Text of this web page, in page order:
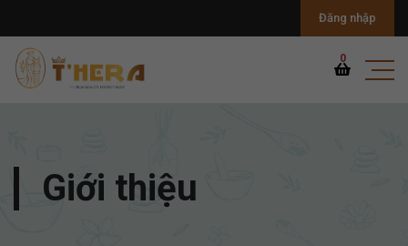
Đăng nhập
0
Giới thiệu